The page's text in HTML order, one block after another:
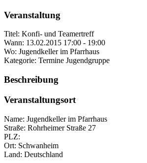
Veranstaltung
Titel: Konfi- und Teamertreff
Wann: 13.02.2015 17:00 - 19:00
Wo: Jugendkeller im Pfarrhaus
Kategorie: Termine Jugendgruppe
Beschreibung
Veranstaltungsort
Name: Jugendkeller im Pfarrhaus
Straße: Rohrheimer Straße 27
PLZ:
Ort: Schwanheim
Land: Deutschland